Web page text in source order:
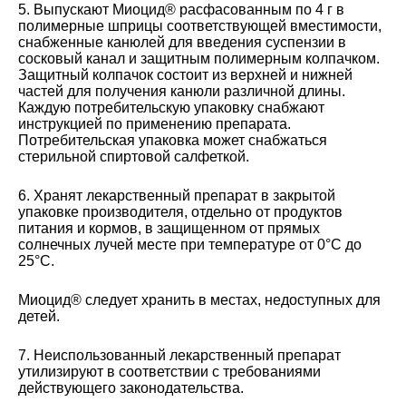
5. Выпускают Миоцид® расфасованным по 4 г в
полимерные шприцы соответствующей вместимости,
снабженные канюлей для введения суспензии в
сосковый канал и защитным полимерным колпачком.
Защитный колпачок состоит из верхней и нижней
частей для получения канюли различной длины.
Каждую потребительскую упаковку снабжают
инструкцией по применению препарата.
Потребительская упаковка может снабжаться
стерильной спиртовой салфеткой.
6. Хранят лекарственный препарат в закрытой
упаковке производителя, отдельно от продуктов
питания и кормов, в защищенном от прямых
солнечных лучей месте при температуре от 0°С до
25°С.
Миоцид® следует хранить в местах, недоступных для
детей.
7. Неиспользованный лекарственный препарат
утилизируют в соответствии с требованиями
действующего законодательства.